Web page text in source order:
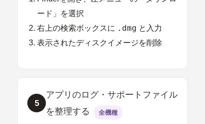
ード」を選択
右上の検索ボックスに .dmg と入力
表示されたディスクイメージを削除
5
アプリのログ・サポートファイル
を整理する
全機種